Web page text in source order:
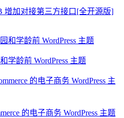
增加对接第三方接口[全开源版]
学龄前 WordPress 主题
的电子商务 WordPress 主题